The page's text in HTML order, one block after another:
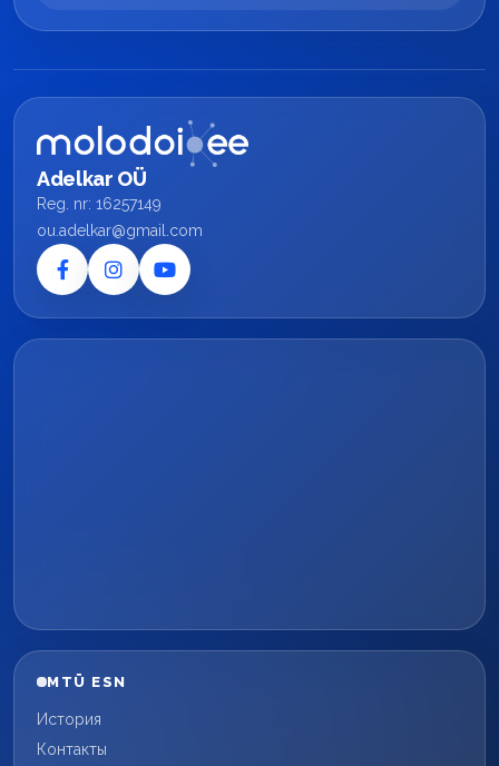
Adelkar OÜ
Reg. nr: 16257149
ou.adelkar@gmail.com
MTÜ ESN
История
Контакты